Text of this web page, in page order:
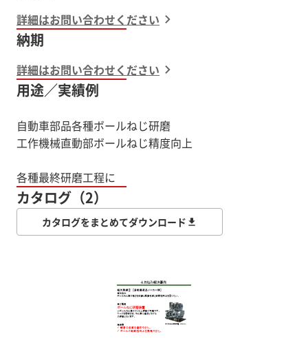
詳細はお問い合わせください
納期
詳細はお問い合わせください
用途／実績例
自動車部品各種ボールねじ研磨
工作機械直動部ボールねじ精度向上
各種最終研磨工程に
カタログ（2）
カタログをまとめてダウンロード